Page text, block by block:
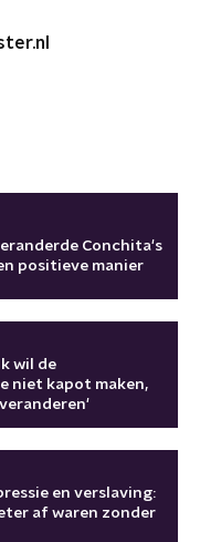
Conchita's
positieve manier
wil de
niet kapot maken,
en verslaving:
af waren zonder